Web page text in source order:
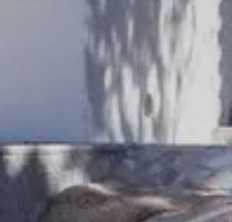
Virtuelle Tour
Suchprofil
Zur Dokumentation